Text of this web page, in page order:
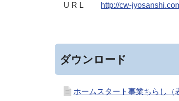
U R L
http://cw-
ダウンロード
ホームスタート事業ちらし（